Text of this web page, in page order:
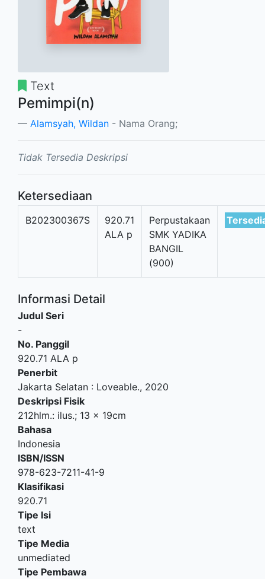
Text
Pemimpi(n)
Alamsyah, Wildan - Nama Orang;
Tidak Tersedia Deskripsi
Ketersediaan
B202300367S
920.71
ALA p
Perpustakaan
SMK YADIKA
BANGIL
(900)
Informasi Detail
Judul Seri
-
No. Panggil
920.71 ALA p
Penerbit
Jakarta Selatan : Loveable., 2020
Deskripsi Fisik
212hlm.: ilus.; 13 x 19cm
Bahasa
Indonesia
ISBN/ISSN
978-623-7211-41-9
Klasifikasi
920.71
Tipe Isi
text
Tipe Media
unmediated
Tipe Pembawa